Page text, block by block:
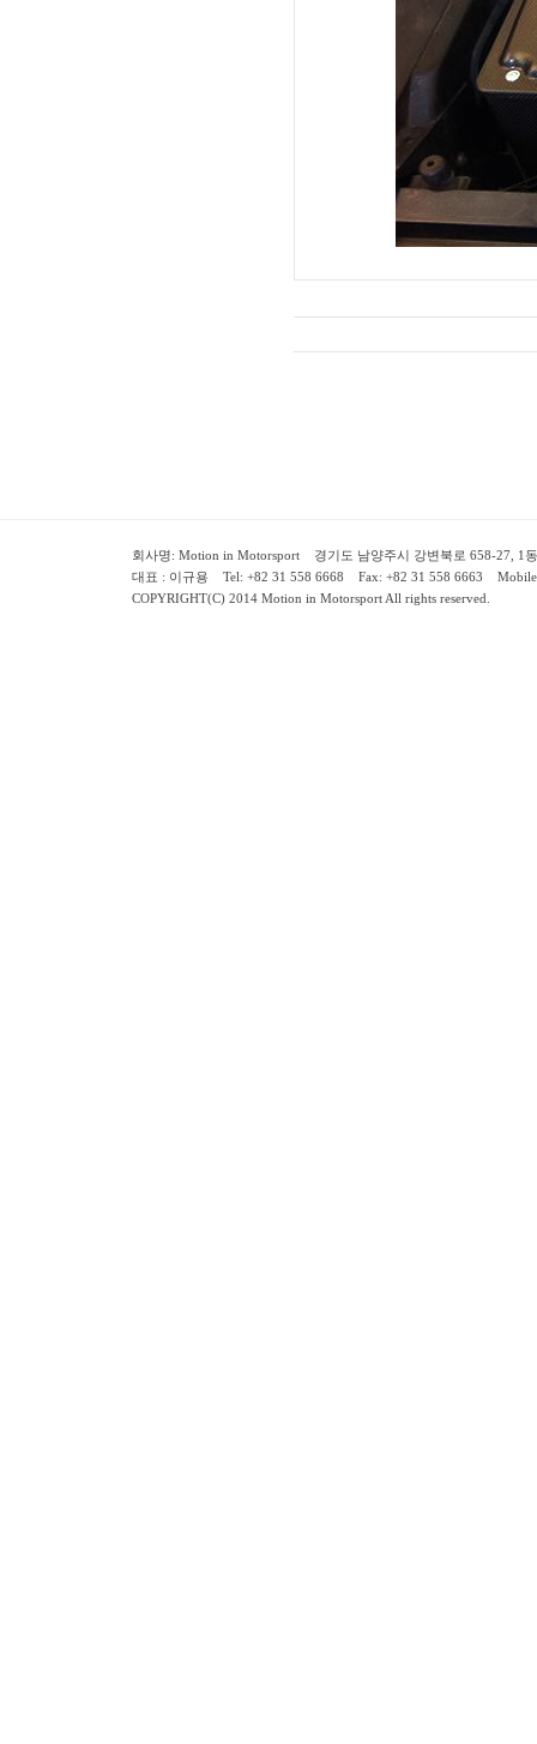
회사명: Motion in Motorsport 경기도 남양주시 강변북로 658-27, 1동
대표 : 이규용 Tel: +82 31 558 6668 Fax: +82 31 558 6663
COPYRIGHT(C) 2014 Motion in Motorsport All rights reserved.